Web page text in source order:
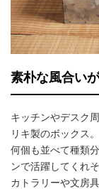
素朴な風合い
キッチンやデスク
リキ製のボックス。
何個も並べて種類
ンで活躍してくれそ
カトラリーや文房